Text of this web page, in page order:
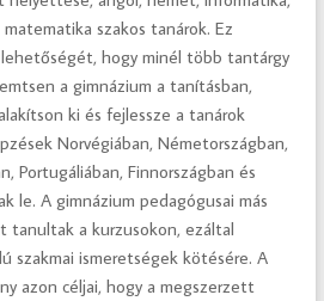
szakos tanárok. Ez
hogy minél több tantárgy
a gimnázium a tanításban,
ki és fejlessze a tanárok
Norvégiában, Németországban,
Portugáliában, Finnországban és
le. A gimnázium pedagógusai más
tanultak a kurzusokon, ezáltal
szakmai ismeretségek kötésére. A
azon céljai, hogy a megszerzett